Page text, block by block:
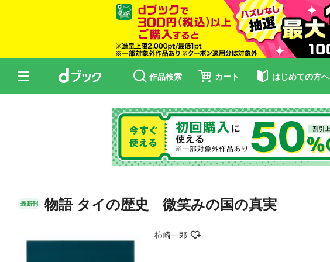
作品検索 カート はじめての方へ
最新刊 物語 タイの歴史 微笑みの国の真実
柿崎一郎